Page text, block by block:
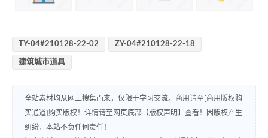
TY-04#210128-22-02 ZY-04#210128-22-18
建筑城市道具
全站素材均从网上搜集而来，仅限于学习交流。商用请至[商用版权购
买通道]购买版权！详情请至网页底部【版权声明】查看！因版权产生
纠纷，本站不负任何责任！